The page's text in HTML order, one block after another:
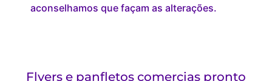
aconselhamos que façam as alterações.
Flyers e panfletos comercias pronto